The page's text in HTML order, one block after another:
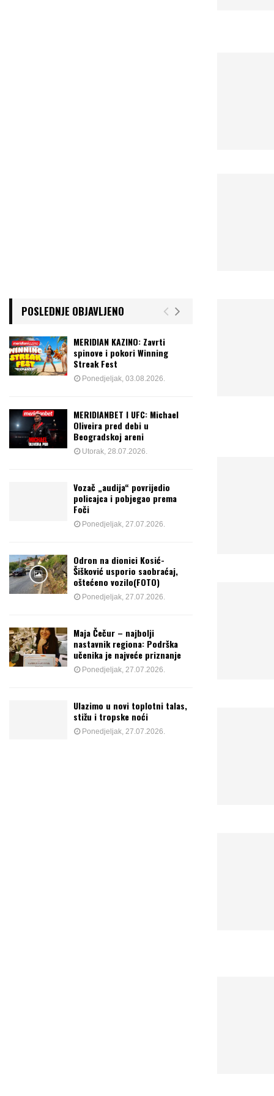
POSLEDNJE OBJAVLJENO
MERIDIAN KAZINO: Zavrti
spinove i pokori Winning
Streak Fest
Ponedjeljak, 03.08.2026.
MERIDIANBET I UFC: Michael
Oliveira pred debi u
Beogradskoj areni
Utorak, 28.07.2026.
Vozač „audija“ povrijedio
policajca i pobjegao prema
Foči
Ponedjeljak, 27.07.2026.
Odron na dionici Kosić-
Šišković usporio saobraćaj,
oštećeno vozilo(FOTO)
Ponedjeljak, 27.07.2026.
Maja Čečur – najbolji
nastavnik regiona: Podrška
učenika je najveće priznanje
Ponedjeljak, 27.07.2026.
Ulazimo u novi toplotni talas,
stižu i tropske noći
Ponedjeljak, 27.07.2026.